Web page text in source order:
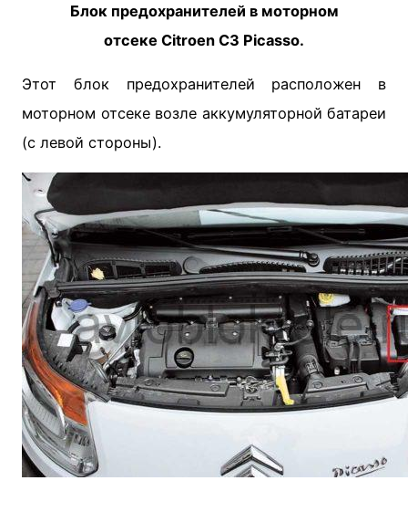
Блок предохранителей в моторном
отсеке Citroen C3 Picasso.
Этот блок предохранителей расположен в
моторном отсеке возле аккумуляторной батареи
(с левой стороны).